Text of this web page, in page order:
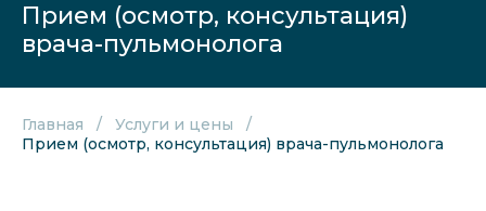
Прием (осмотр, консультация)
врача-пульмонолога
Главная
Услуги и цены
Прием (осмотр, консультация) врача-пульмонолога